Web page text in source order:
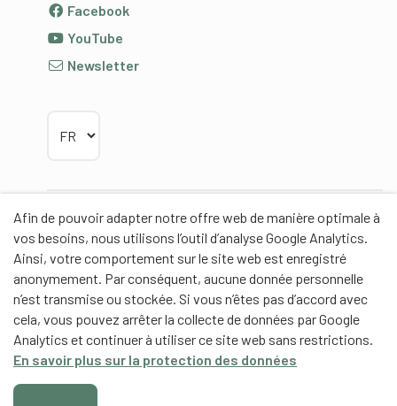
Afin de pouvoir adapter notre offre web de manière optimale à
vos besoins, nous utilisons l’outil d’analyse Google Analytics.
Ainsi, votre comportement sur le site web est enregistré
anonymement. Par conséquent, aucune donnée personnelle
n’est transmise ou stockée. Si vous n’êtes pas d’accord avec
cela, vous pouvez arrêter la collecte de données par Google
Analytics et continuer à utiliser ce site web sans restrictions.
En savoir plus sur la protection des données
Facebook
YouTube
Newsletter
Partenaires
Partenaires de contenus
Haute école fédérale de sport de Macolin HEFSM